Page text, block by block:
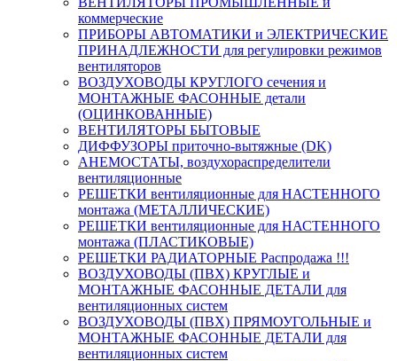
коммерческие
ПРИБОРЫ АВТОМАТИКИ и ЭЛЕКТРИЧЕСКИЕ
ПРИНАДЛЕЖНОСТИ для регулировки режимов
вентиляторов
ВОЗДУХОВОДЫ КРУГЛОГО сечения и
МОНТАЖНЫЕ ФАСОННЫЕ детали
(ОЦИНКОВАННЫЕ)
ВЕНТИЛЯТОРЫ БЫТОВЫЕ
ДИФФУЗОРЫ приточно-вытяжные (DK)
АНЕМОСТАТЫ, воздухораспределители
вентиляционные
РЕШЕТКИ вентиляционные для НАСТЕННОГО
монтажа (МЕТАЛЛИЧЕСКИЕ)
РЕШЕТКИ вентиляционные для НАСТЕННОГО
монтажа (ПЛАСТИКОВЫЕ)
РЕШЕТКИ РАДИАТОРНЫЕ Распродажа !!!
ВОЗДУХОВОДЫ (ПВХ) КРУГЛЫЕ и
МОНТАЖНЫЕ ФАСОННЫЕ ДЕТАЛИ для
вентиляционных систем
ВОЗДУХОВОДЫ (ПВХ) ПРЯМОУГОЛЬНЫЕ и
МОНТАЖНЫЕ ФАСОННЫЕ ДЕТАЛИ для
вентиляционных систем